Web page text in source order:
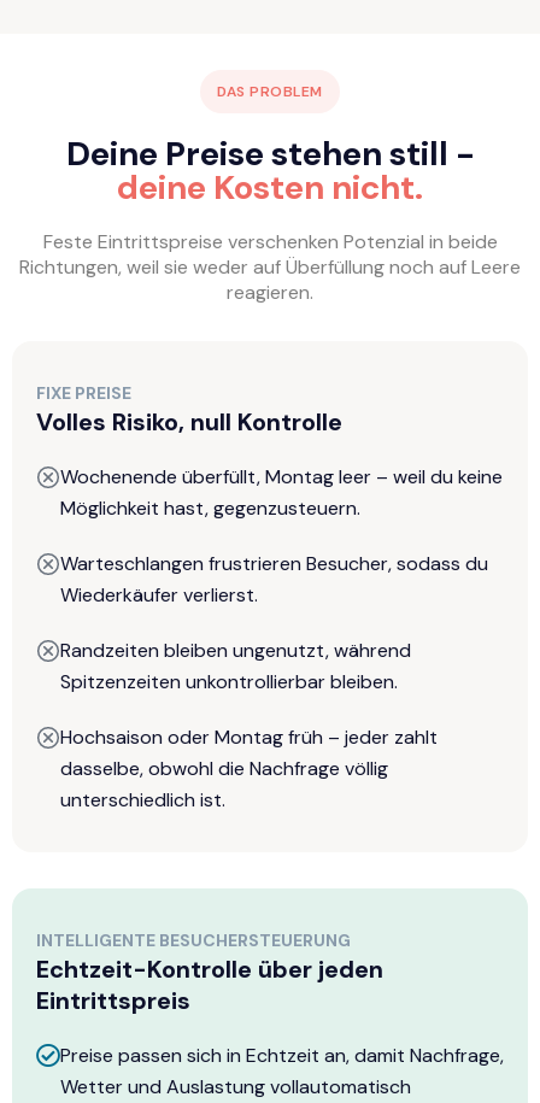
DAS PROBLEM
Deine Preise stehen still -
deine Kosten nicht.
Feste Eintrittspreise verschenken Potenzial in beide
Richtungen, weil sie weder auf Überfüllung noch auf Leere
reagieren.
FIXE PREISE
Volles Risiko, null Kontrolle
Wochenende überfüllt, Montag leer – weil du keine
Möglichkeit hast, gegenzusteuern.
Warteschlangen frustrieren Besucher, sodass du
Wiederkäufer verlierst.
Randzeiten bleiben ungenutzt, während
Spitzenzeiten unkontrollierbar bleiben.
Hochsaison oder Montag früh – jeder zahlt
dasselbe, obwohl die Nachfrage völlig
unterschiedlich ist.
INTELLIGENTE BESUCHERSTEUERUNG
Echtzeit-Kontrolle über jeden
Eintrittspreis
Preise passen sich in Echtzeit an, damit Nachfrage,
Wetter und Auslastung vollautomatisch